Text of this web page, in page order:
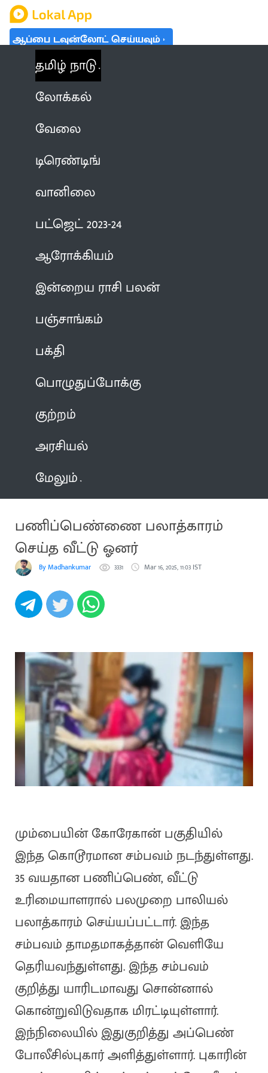
ஆப்பை டவுன்லோட் செய்யவும்
தமிழ் நாடு
லோக்கல்
வேலை
டிரெண்டிங்
வானிலை
பட்ஜெட் 2023-24
ஆரோக்கியம்
இன்றைய ராசி பலன்
பஞ்சாங்கம்
பக்தி
பொழுதுப்போக்கு
குற்றம்
அரசியல்
மேலும்
பணிப்பெண்ணை பலாத்காரம்
செய்த வீட்டு ஓனர்
By Madhankumar 3331 Mar 16, 2025, 11:03 IST
மும்பையின் கோரேகான் பகுதியில்
இந்த கொடூரமான சம்பவம் நடந்துள்ளது.
35 வயதான பணிப்பெண், வீட்டு
உரிமையாளரால் பலமுறை பாலியல்
பலாத்காரம் செய்யப்பட்டார். இந்த
சம்பவம் தாமதமாகத்தான் வெளியே
தெரியவந்துள்ளது. இந்த சம்பவம்
குறித்து யாரிடமாவது சொன்னால்
கொன்றுவிடுவதாக மிரட்டியுள்ளார்.
இந்நிலையில் இதுகுறித்து அப்பெண்
போலீசில்புகார் அளித்துள்ளார். புகாரின்